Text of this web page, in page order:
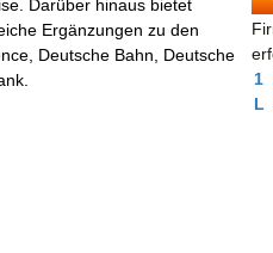
Darüber hinaus bietet
Ergänzungen zu den
Deutsche Bahn, Deutsche
1
L